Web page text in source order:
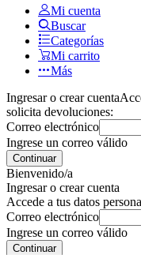
Mi cuenta
Buscar
Categorías
Mi carrito
Más
Ingresar o crear cuenta
solicita devoluciones:
Correo electrónico
Ingrese un correo válido
Continuar
Bienvenido/a
Ingresar o crear cuenta
Accede a tus datos
Correo electrónico
Ingrese un correo válido
Continuar